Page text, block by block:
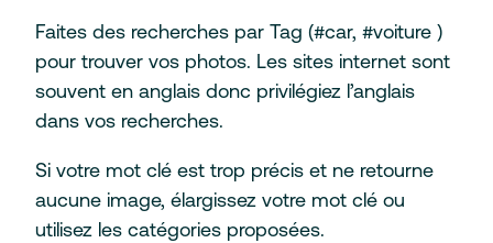
Faites des recherches par Tag (#car, #voiture )
pour trouver vos photos. Les sites internet sont
souvent en anglais donc privilégiez l’anglais
dans vos recherches.
Si votre mot clé est trop précis et ne retourne
aucune image, élargissez votre mot clé ou
utilisez les catégories proposées.